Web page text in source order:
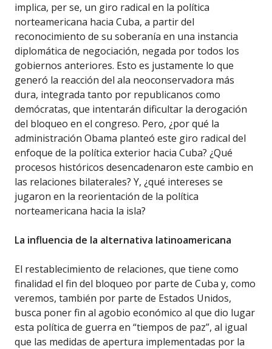
implica, per se, un giro radical en la política
norteamericana hacia Cuba, a partir del
reconocimiento de su soberanía en una instancia
diplomática de negociación, negada por todos los
gobiernos anteriores. Esto es justamente lo que
generó la reacción del ala neoconservadora más
dura, integrada tanto por republicanos como
demócratas, que intentarán dificultar la derogación
del bloqueo en el congreso. Pero, ¿por qué la
administración Obama planteó este giro radical del
enfoque de la política exterior hacia Cuba? ¿Qué
procesos históricos desencadenaron este cambio en
las relaciones bilaterales? Y, ¿qué intereses se
jugaron en la reorientación de la política
norteamericana hacia la isla?
La influencia de la alternativa latinoamericana
El restablecimiento de relaciones, que tiene como
finalidad el fin del bloqueo por parte de Cuba y, como
veremos, también por parte de Estados Unidos,
busca poner fin al agobio económico al que dio lugar
esta política de guerra en “tiempos de paz”, al igual
que las medidas de apertura implementadas por la